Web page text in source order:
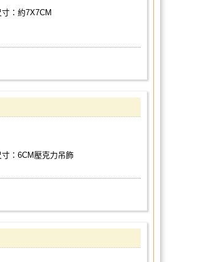
寸：約7X7CM
寸：6CM壓克力吊飾